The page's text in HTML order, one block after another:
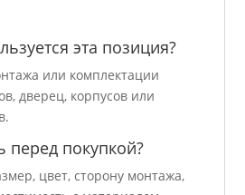
эта позиция?
или комплектации
дверец, корпусов или
перед покупкой?
цвет, сторону монтажа,